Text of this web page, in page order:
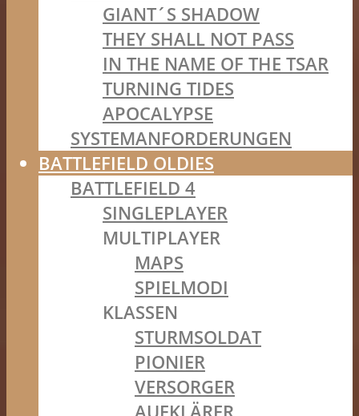
GIANT´S SHADOW
THEY SHALL NOT PASS
IN THE NAME OF THE TSAR
TURNING TIDES
APOCALYPSE
SYSTEMANFORDERUNGEN
BATTLEFIELD OLDIES
BATTLEFIELD 4
SINGLEPLAYER
MULTIPLAYER
MAPS
SPIELMODI
KLASSEN
STURMSOLDAT
PIONIER
VERSORGER